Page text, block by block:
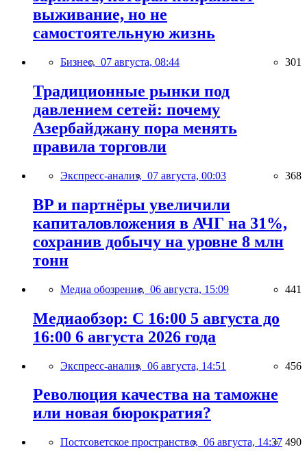
выживание, но не
самостоятельную жизнь
Бизнес, 07 августа, 08:44 301
Традиционные рынки под
давлением сетей: почему
Азербайджану пора менять
правила торговли
Экспресс-анализ, 07 августа, 00:03 368
BP и партнёры увеличили
капиталовложения в АЧГ на 31%,
сохранив добычу на уровне 8 млн
тонн
Медиа обозрение, 06 августа, 15:09 441
Медиаобзор: С 16:00 5 августа до
16:00 6 августа 2026 года
Экспресс-анализ, 06 августа, 14:51 456
Революция качества на таможне
или новая бюрократия?
Постсоветское пространство, 06 августа, 14:37 490